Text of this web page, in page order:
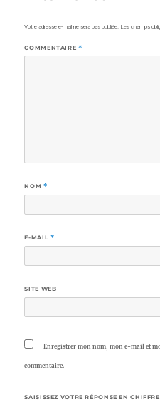
Votre adresse e-mail ne sera pas publiée. Les champs
COMMENTAIRE *
NOM *
E-MAIL *
SITE WEB
Enregistrer mon nom, mon e-mail et
commentaire.
SAISISSEZ VOTRE RÉPONSE EN